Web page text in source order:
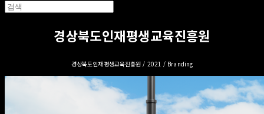
경상북도인재평생교육진흥원
경상북도인재평생교육진흥원 / 2021 / Branding